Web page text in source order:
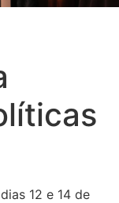
12 e 14 de